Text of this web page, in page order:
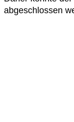
abgeschlossen